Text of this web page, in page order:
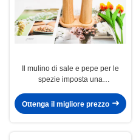
Il mulino di sale e pepe per le
spezie imposta una
Ottenga il migliore prezzo